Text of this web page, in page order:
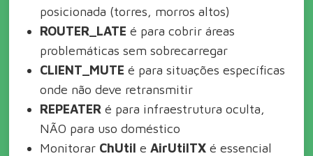
posicionada (torres, morros altos)
ROUTER_LATE é para cobrir áreas
problemáticas sem sobrecarregar
CLIENT_MUTE é para situações específicas
onde não deve retransmitir
REPEATER é para infraestrutura oculta,
NÃO para uso doméstico
Monitorar ChUtil eAirUtilTX é essencial